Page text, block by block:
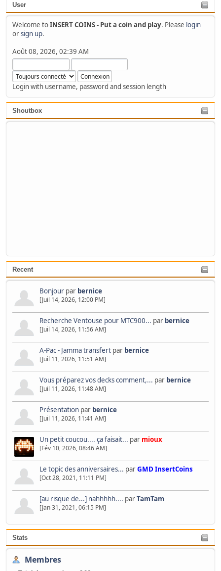
User
Welcome toINSERT COINS - Put a coin and play. Please login
orsign up.
Août 08, 2026, 02:39 AM
Login with username, password and session length
Shoutbox
Recent
Bonjour par bernice
[Juil 14, 2026, 12:00 PM]
Recherche Ventouse pour MTC900... par bernice
[Juil 14, 2026, 11:56 AM]
A-Pac - Jamma transfert par bernice
[Juil 11, 2026, 11:51 AM]
Vous préparez vos decks comment,... par bernice
[Juil 11, 2026, 11:48 AM]
Présentation par bernice
[Juil 11, 2026, 11:41 AM]
Un petit coucou.... ça faisait... par mioux
[Fév 10, 2026, 08:46 AM]
Le topic des anniversaires... parGMD InsertCoins
[Oct 28, 2021, 11:11 PM]
[au risque de...] nahhhhh.... parTamTam
[Jan 31, 2021, 06:15 PM]
Stats
Membres